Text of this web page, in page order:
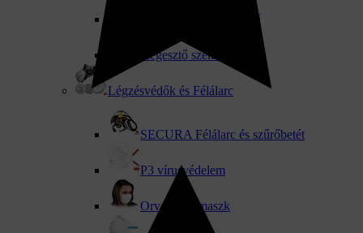
Hegesztő és bőrkesztyű
Hegesztő szemüveg
Légzésvédők és Félálarc
SECURA Félálarc és szűrőbetét
P3 vírusvédelem
Orvosi szájmaszk